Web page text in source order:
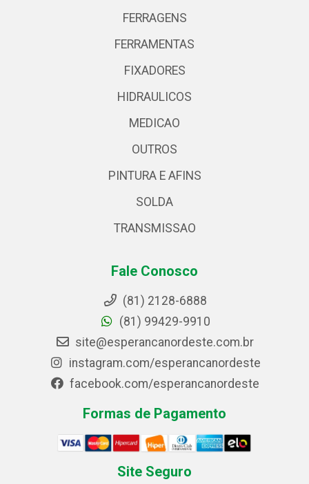
FERRAGENS
FERRAMENTAS
FIXADORES
HIDRAULICOS
MEDICAO
OUTROS
PINTURA E AFINS
SOLDA
TRANSMISSAO
Fale Conosco
(81) 2128-6888
(81) 99429-9910
site@esperancanordeste.com.br
instagram.com/esperancanordeste
facebook.com/esperancanordeste
Formas de Pagamento
Site Seguro